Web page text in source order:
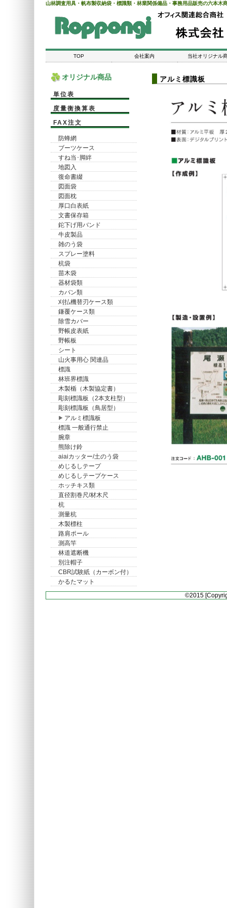
山林調査用具・帆布製収納袋・標識類・林業関係備品・事務用品販売の六本木
TOP 会社案内 当社オリジナル
オリジナル商品
単位表
度量衡換算表
FAX注文
防蜂網
ブーツケース
すね当･脚絆
地図入
復命書綴
図面袋
図面枕
厚口白表紙
文書保存箱
鉈下げ用バンド
牛皮製品
雑のう袋
スプレー塗料
杭袋
苗木袋
器材袋類
カバン類
刈払機替刃ケース類
鎌覆ケース類
除雪カバー
野帳皮表紙
野帳板
シート
山火事用心 関連品
標識
林班界標識
木製楯（木製協定書）
彫刻標識板（2本支柱型）
彫刻標識板（鳥居型）
アルミ標識板
標識 一般通行禁止
腕章
熊除け鈴
aiaiカッター/土のう袋
めじるしテープ
めじるしテープケース
ホッチキス類
直径割巻尺/材木尺
杭
測量杭
木製標柱
路肩ポール
測高竿
林道遮断機
別注帽子
CBR試験紙（カーボン付）
かるたマット
アルミ標識板
©2015